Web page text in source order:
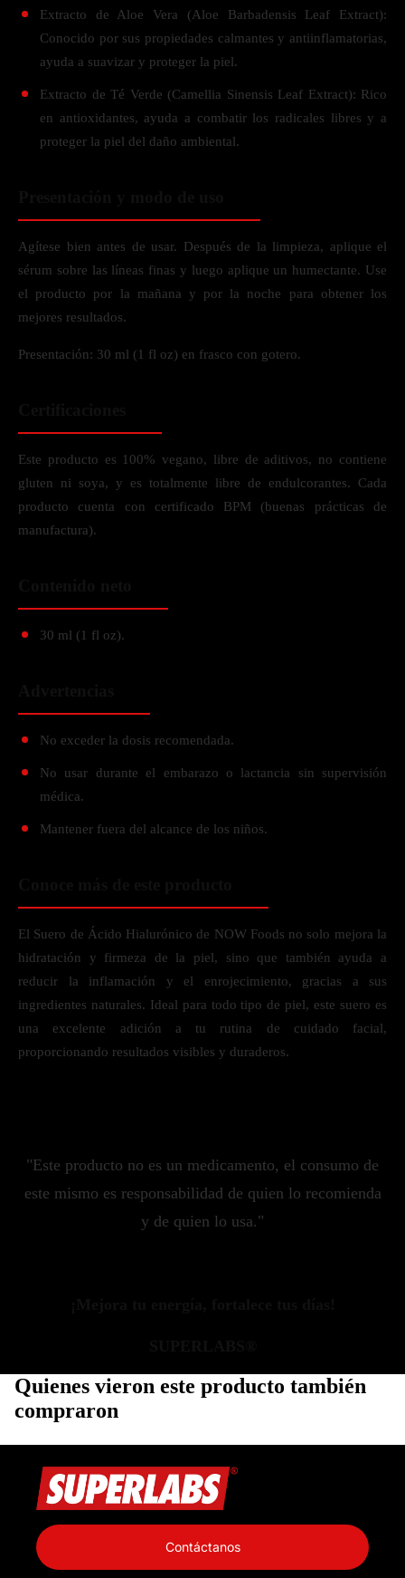
Extracto de Aloe Vera (Aloe Barbadensis Leaf Extract):
Conocido por sus propiedades calmantes y antiinflamatorias,
ayuda a suavizar y proteger la piel.
Extracto de Té Verde (Camellia Sinensis Leaf Extract): Rico
en antioxidantes, ayuda a combatir los radicales libres y a
proteger la piel del daño ambiental.
Agítese bien antes de usar. Después de la limpieza, aplique el
sérum sobre las líneas finas y luego aplique un humectante. Use
el producto por la mañana y por la noche para obtener los
mejores resultados.
Presentación: 30 ml (1 fl oz) en frasco con gotero.
Este producto es 100% vegano, libre de aditivos, no contiene
gluten ni soya, y es totalmente libre de endulcorantes. Cada
producto cuenta con certificado BPM (buenas prácticas de
manufactura).
30 ml (1 fl oz).
No exceder la dosis recomendada.
No usar durante el embarazo o lactancia sin supervisión
médica.
Mantener fuera del alcance de los niños.
El Suero de Ácido Hialurónico de NOW Foods no solo mejora la
hidratación y firmeza de la piel, sino que también ayuda a
reducir la inflamación y el enrojecimiento, gracias a sus
ingredientes naturales. Ideal para todo tipo de piel, este suero es
una excelente adición a tu rutina de cuidado facial,
proporcionando resultados visibles y duraderos.
"Este producto no es un medicamento, el consumo de
este mismo es responsabilidad de quien lo recomienda
y de quien lo usa."
Quienes vieron este producto también
compraron
Contáctanos
Información de contacto
Política de reembolso